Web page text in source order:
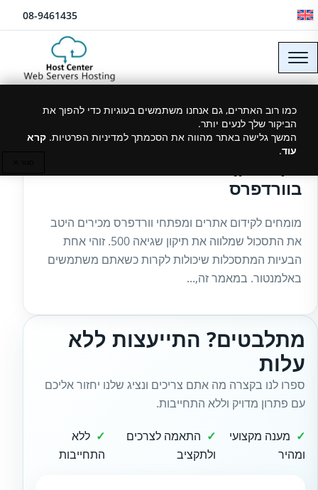
דלג לתוכן 08-9461435
כמו רוב האתרים, גם אנחנו משתמשים בעוגיות כדי להפוך את
הביקור שלך לנעים יותר.
המשך גלישה באתר מהווה את הסכמתך למדיניות הפרטיות. קרא
עוד.
18/04/2024
בוורדפרס
מומחים לקידום אתרים ומפתחי וורדפרס מכירים היטב
את התסכול שמלווה את תיקון שגיאה 500. זוהי אחת
הבעיות המתסכלות שיכולות לקרות כשאתם משתמשים
באלמנטור. במאמר זה,...
מתלבטים? התייעצות ללא
עלות
ספרו לנו בקצרה מה אתם צריכים ונציג שלנו יחזור אליכם
עם פתרון מדויק וללא התחייבות.
מענה מקצועי
ומהיר
התאמה לצרכים
ולתקציב
ללא
התחייבות